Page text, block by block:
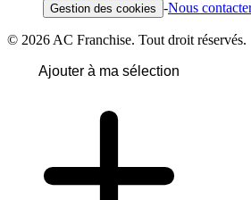
Gestion des cookies -Nous
© 2026 AC Franchise. Tout droit réservés.
Ajouter à ma sélection